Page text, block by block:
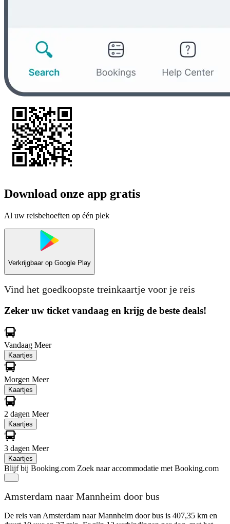
Download onze app gratis
Al uw reisbehoeften op één plek
Verkrijgbaar op Google Play
Vind het goedkoopste treinkaartje voor je reis
Zeker uw ticket vandaag en krijg de beste deals!
Vandaag Meer
Kaartjes
Morgen Meer
Kaartjes
2 dagen Meer
Kaartjes
3 dagen Meer
Kaartjes
Blijf bij Booking.com Zoek naar accommodatie met Booking.com
Amsterdam naar Mannheim door bus
De reis van Amsterdam naar Mannheim door bus is 407,35 km en